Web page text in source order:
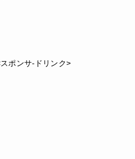
ポンサ-ドリンク>